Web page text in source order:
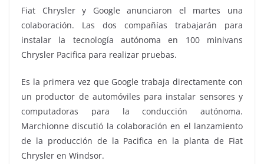
Fiat Chrysler y Google anunciaron el martes una
colaboración. Las dos compañías trabajarán para
instalar la tecnología autónoma en 100 minivans
Chrysler Pacifica para realizar pruebas.
Es la primera vez que Google trabaja directamente con
un productor de automóviles para instalar sensores y
computadoras para la conducción autónoma.
Marchionne discutió la colaboración en el lanzamiento
de la producción de la Pacifica en la planta de Fiat
Chrysler en Windsor.